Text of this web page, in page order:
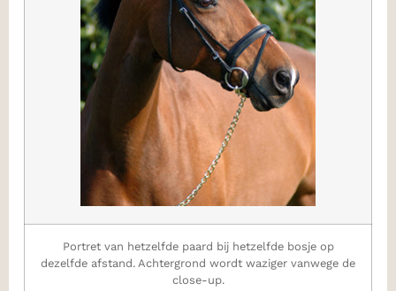
Portret van hetzelfde paard bij hetzelfde bosje op
dezelfde afstand. Achtergrond wordt waziger vanwege de
close-up.